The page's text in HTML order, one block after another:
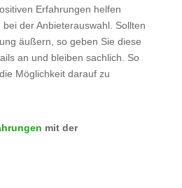
Erfahrungen helfen
der Anbieterauswahl. Sollten
äußern, so geben Sie diese
an und bleiben sachlich. So
Möglichkeit darauf zu
mit der